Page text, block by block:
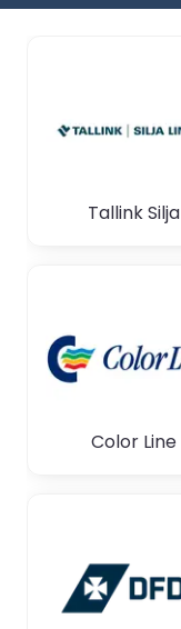
Tallink Silja
Color Line